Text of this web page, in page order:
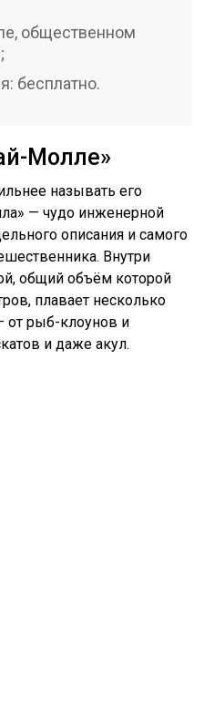
общественном
бесплатно.
Молле»
называть его
— чудо инженерной
описания и самого
Внутри
общий объём которой
плавает несколько
от рыб-клоунов и
и даже акул.